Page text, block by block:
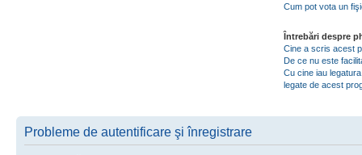
Cum pot vota un
Întrebări despre
Cine a scris acest
De ce nu este
Cu cine iau
legate de acest
Probleme de autentificare şi înregistrare